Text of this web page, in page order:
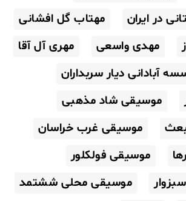
در ایران
مهتاب گل افشانی
مهدی واسعی
مهری آل آقا
آبادانی دیار سربداران
موسیقی شاد مذهبی
موسیقی غرب خراسان
موسیقی فولکلور
موسیقی محلی ششتمد